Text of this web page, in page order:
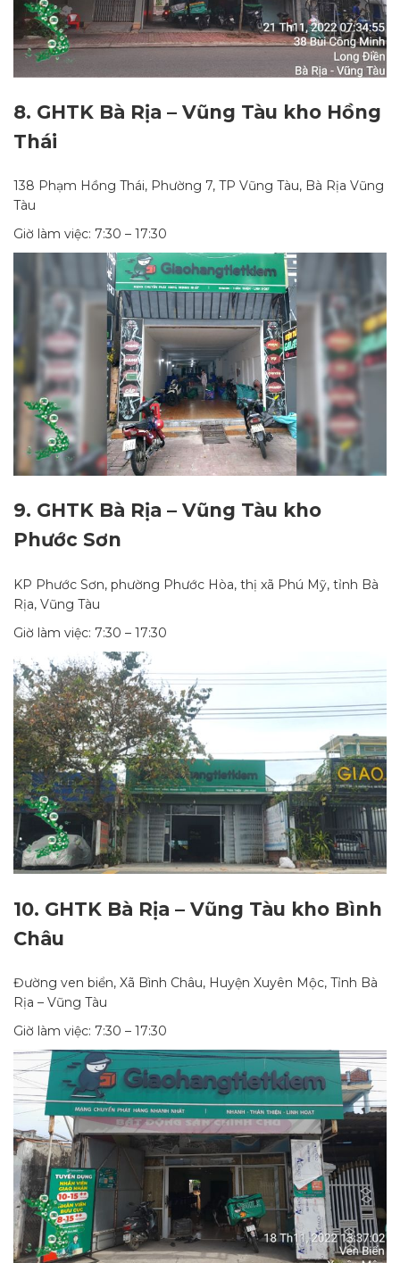
8. GHTK Bà Rịa – Vũng Tàu kho Hồng
Thái
138 Phạm Hồng Thái, Phường 7, TP Vũng Tàu, Bà Rịa Vũng
Tàu
Giờ làm việc: 7:30 – 17:30
9. GHTK Bà Rịa – Vũng Tàu kho
Phước Sơn
KP Phước Sơn, phường Phước Hòa, thị xã Phú Mỹ, tỉnh Bà
Rịa, Vũng Tàu
Giờ làm việc: 7:30 – 17:30
10. GHTK Bà Rịa – Vũng Tàu kho Bình
Châu
Đường ven biển, Xã Bình Châu, Huyện Xuyên Mộc, Tỉnh Bà
Rịa – Vũng Tàu
Giờ làm việc: 7:30 – 17:30